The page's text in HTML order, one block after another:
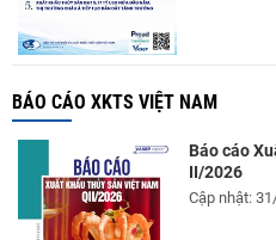
BÁO CÁO XKTS VIỆT NAM
Báo cáo
II/2026
Cập nhật: